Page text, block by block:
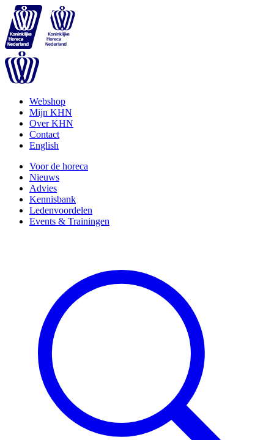
Webshop
Mijn KHN
Over KHN
Contact
English
Voor de horeca
Nieuws
Advies
Kennisbank
Ledenvoordelen
Events & Trainingen